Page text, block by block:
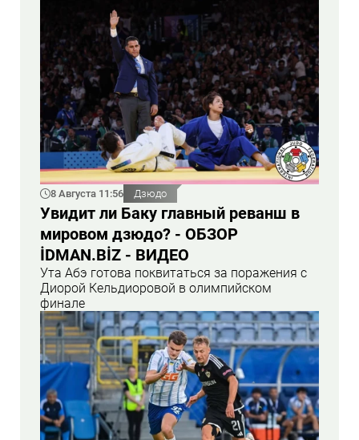
8 Августа 11:56 Дзюдо
Увидит ли Баку главный реванш в
мировом дзюдо? - ОБЗОР
İDMAN.BİZ - ВИДЕО
Ута Абэ готова поквитаться за поражения с
Диорой Кельдиоровой в олимпийском
финале